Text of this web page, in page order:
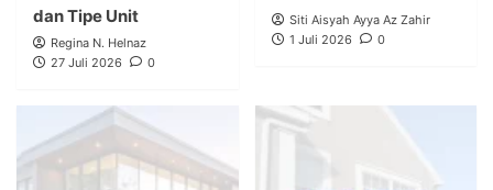
dan Tipe Unit
Regina N. Helnaz
27 Juli 2026
0
Siti Aisyah Ayya Az Zahir
1 Juli 2026
0